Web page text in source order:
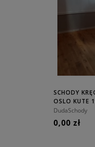
SCHODY
OSLO KUTE
CENĘ!
DudaSchody
0,00 zł